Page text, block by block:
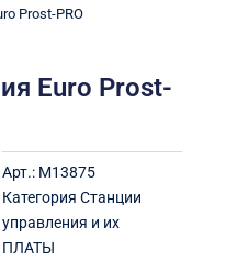
Prost-PRO
Euro Prost-
Арт.: M13875
Категория Станции
управления и их
ПЛАТЫ